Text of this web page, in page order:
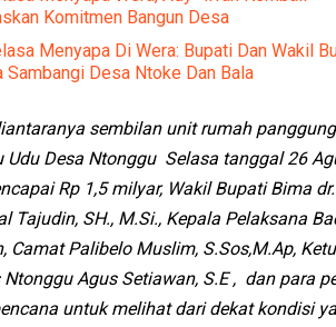
Komitmen Bangun Desa
Menyapa Di Wera: Bupati Dan Wakil
Sambangi Desa Ntoke Dan Bala
sembilan unit rumah
Desa Ntonggu Selasa tanggal 26
Rp 1,5 milyar, Wakil Bupati Bima
SH., M.Si., Kepala Pelaksana
Camat Palibelo Muslim, S.Sos,M.Ap,
Agus Setiawan, S.E , dan para
untuk melihat dari dekat kondisi